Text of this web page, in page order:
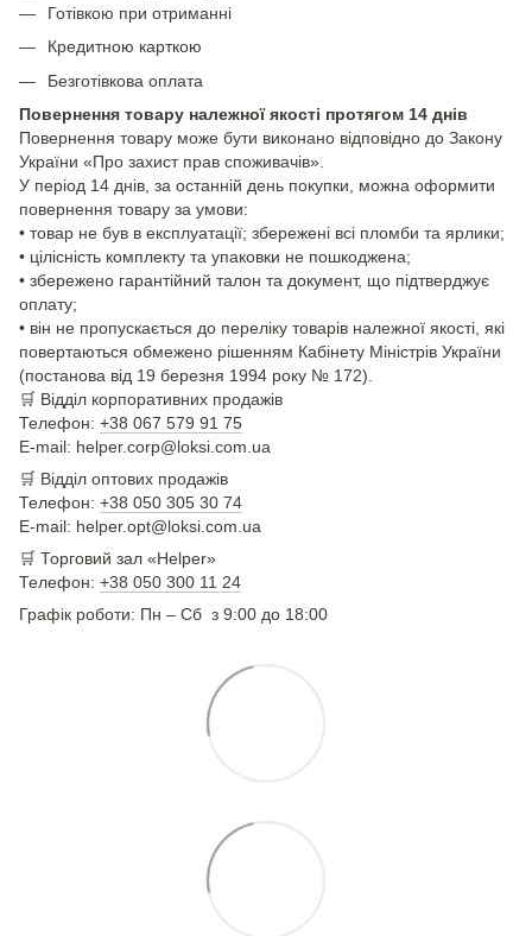
Готівкою при отриманні
Кредитною карткою
Безготівкова оплата
Повернення товару належної якості протягом 14 днів
Повернення товару може бути виконано відповідно до Закону
України «Про захист прав споживачів».
У період 14 днів, за останній день покупки, можна оформити
повернення товару за умови:
• товар не був в експлуатації; збережені всі пломби та ярлики;
• цілісність комплекту та упаковки не пошкоджена;
• збережено гарантійний талон та документ, що підтверджує
оплату;
• він не пропускається до переліку товарів належної якості, які
повертаються обмежено рішенням Кабінету Міністрів України
(постанова від 19 березня 1994 року № 172).
🛒 Відділ корпоративних продажів
Телефон: +38 067 579 91 75
E-mail: helper.corp@loksi.com.ua
🛒 Відділ оптових продажів
Телефон: +38 050 305 30 74
E-mail: helper.opt@loksi.com.ua
🛒 Торговий зал «Helper»
Телефон: +38 050 300 11 24
Графік роботи: Пн – Сб з 9:00 до 18:00